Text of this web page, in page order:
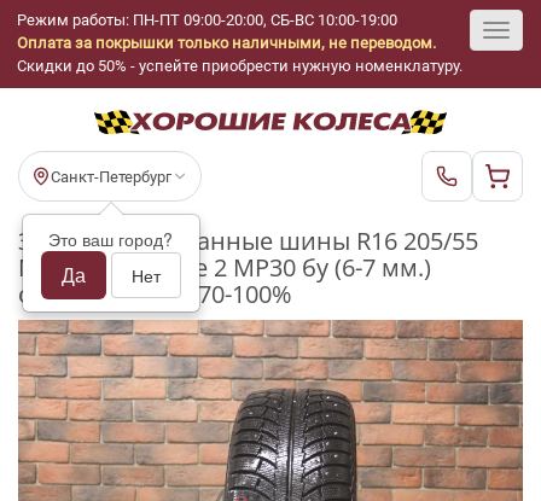
Режим работы: ПН-ПТ 09:00-20:00, СБ-ВС 10:00-19:00
Оплата за покрышки только наличными, не переводом.
Скидки до 50% - успейте приобрести нужную номенклатуру.
Санкт-Петербург
Это ваш город?
Да Нет
Зимние шипованные шины R16 205/55
Matador Sibir Ice 2 MP30 бу (6-7 мм.)
остаток шипов 70-100%